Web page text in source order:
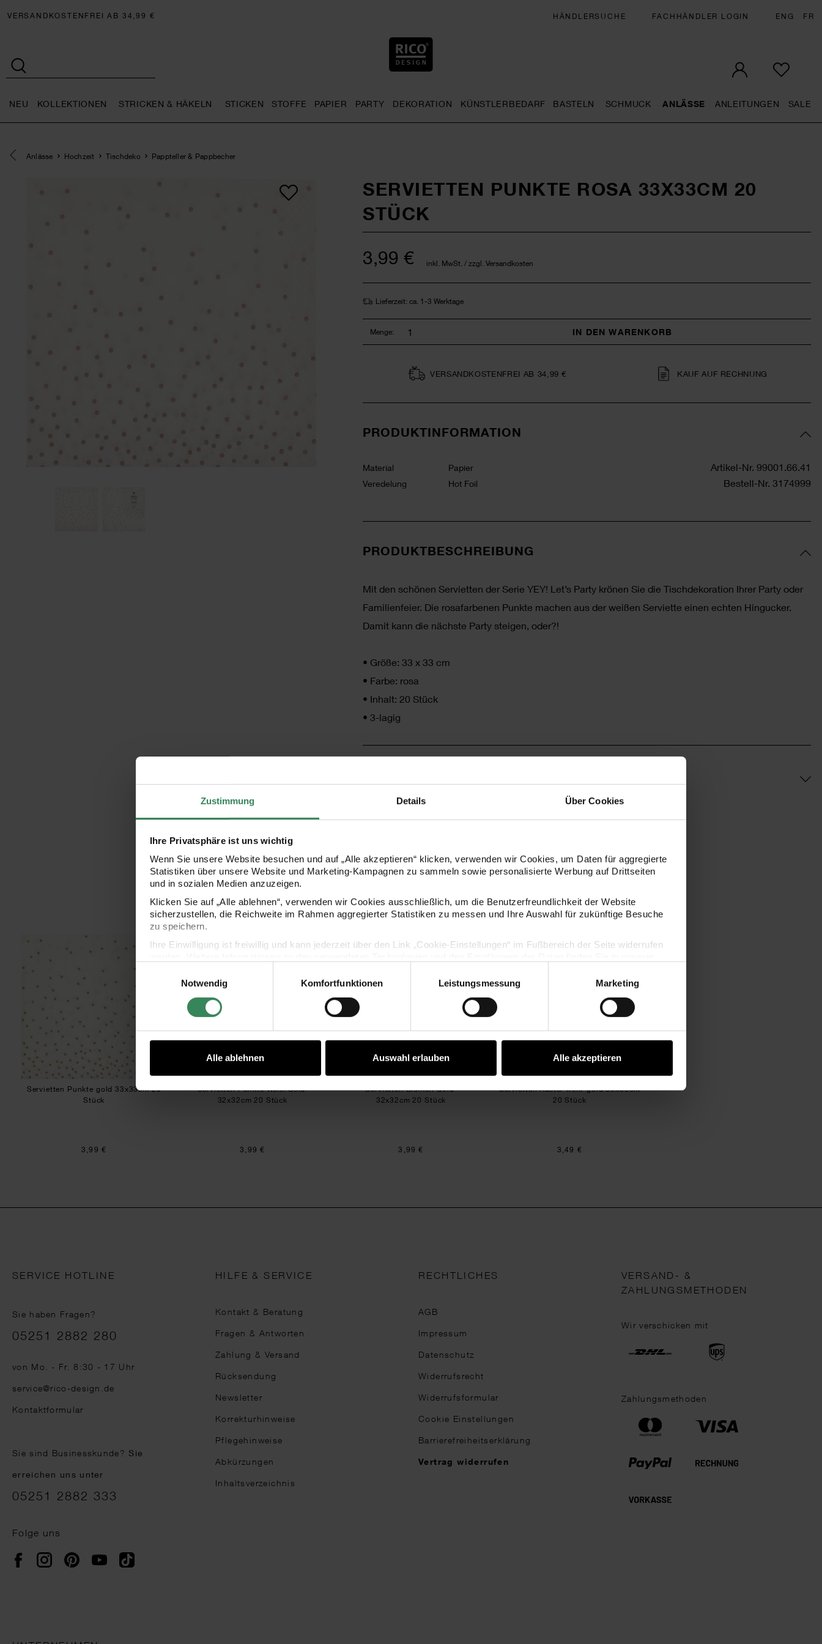
Zustimmung Details Über Cookies
Ihre Privatsphäre ist uns wichtig
Wenn Sie unsere Website besuchen und auf „Alle akzeptieren“ klicken, verwenden wir Cookies, um Daten für aggregierte
Statistiken über unsere Website und Marketing-Kampagnen zu sammeln sowie personalisierte Werbung auf Drittseiten
und in sozialen Medien anzuzeigen.
Klicken Sie auf „Alle ablehnen“, verwenden wir Cookies ausschließlich, um die Benutzerfreundlichkeit der Website
sicherzustellen, die Reichweite im Rahmen aggregierter Statistiken zu messen und Ihre Auswahl für zukünftige Besuche
zu speichern.
Ihre Einwilligung ist freiwillig und kann jederzeit über den Link „Cookie-Einstellungen“ im Fußbereich der Seite widerrufen
Impressum
Datenschutz Vertrag widerrufen
Einwilligungsauswahl
Notwendig
Komfortfunktionen Leistungsmessung Marketing
Alle ablehnen Auswahl erlauben Alle akzeptieren
VERSANDKOSTENFREI AB 34,99 € HÄNDLERSUCHE FACHHÄNDLER LOGIN ENG FR
NEU KOLLEKTIONEN STRICKEN & HÄKELN STICKEN STOFFE PAPIER PARTY DEKORATION KÜNSTLERBEDARF BASTELN SCHMUCK ANLÄSSE ANLEITUNGEN SALE
Eine Kategorie zurück navigieren
Anlässe Hochzeit Tischdeko Pappteller & Pappbecher
SERVIETTEN PUNKTE ROSA 33X33CM 20
STÜCK
3,99 € inkl. MwSt. / zzgl. Versandkosten
Lieferzeit: ca. 1-3 Werktage
Menge: IN DEN WARENKORB
VERSAND­KOSTEN­FREI AB 34,99 € KAUF AUF RECHNUNG
PRODUKTINFORMATION
Material
Papier
Veredelung
Hot Foil
Artikel-Nr. 99001.66.41
Bestell-Nr. 3174999
PRODUKTBESCHREIBUNG
Mit den schönen Servietten der Serie YEY! Let’s Party krönen Sie die Tischdekoration Ihrer Party oder
Familienfeier. Die rosafarbenen Punkte machen aus der weißen Serviette einen echten Hingucker.
Damit kann die nächste Party steigen, oder?!
• Größe: 33 x 33 cm
• Farbe: rosa
• Inhalt: 20 Stück
• 3-lagig
KAUFEMPFEHLUNG
Servietten Punkte gold 33x33cm 20 Stück
Servietten Punkte gold 33x33cm 20
Stück
3,99 €
Servietten Punkte Weiß/Gold
Servietten Punkte Weiß/Gold
32x32cm 20 Stück
3,99 €
Servietten Blumen Gold
Servietten Blumen Gold
32x32cm 20 Stück
3,99 €
Servietten Raster weiß-gold 33x33cm 20 Stück
Servietten Raster weiß-gold 33x33cm
20 Stück
3,49 €
SERVICE HOTLINE
Sie haben Fragen?
Telefonnummer
05251 2882 280
von Mo. - Fr. 8:30 - 17 Uhr
service@rico-design.de
Kontaktformular
Sie sind Businesskunde?Sie
erreichen uns unter
05251 2882 333
Folge uns
FacebookInstagramPinterestYouTubeTikTok
HILFE & SERVICE
Kontakt & Beratung
Fragen & Antworten
Zahlung & Versand
Rücksendung
Newsletter
Korrekturhinweise
Pflegehinweise
Abkürzungen
Inhaltsverzeichnis
RECHTLICHES
AGB
Impressum
Datenschutz
Widerrufsrecht
Widerrufsformular
Cookie Einstellungen
Barrierefreiheitserklärung
Vertrag widerrufen
VERSAND- &
ZAHLUNGSMETHODEN
Wir verschicken mit
Zahlungsmethoden